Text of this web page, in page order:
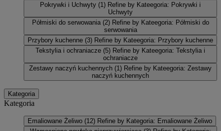
Pokrywki i Uchwyty (1) Refine by Kateegoria: Pokrywki i
Uchwyty
Półmiski do serwowania (2) Refine by Kateegoria: Półmiski do
serwowania
Przybory kuchenne (3) Refine by Kateegoria: Przybory kuchenne
Tekstylia i ochraniacze (5) Refine by Kateegoria: Tekstylia i
ochraniacze
Zestawy naczyń kuchennych (1) Refine by Kateegoria: Zestawy
naczyń kuchennych
Kategoria
Kategoria
Emaliowane Żeliwo (12) Refine by Kategoria: Emaliowane Żeliwo